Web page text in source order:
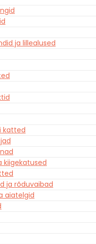
ja lillealused
katted
kiigekatused
ja rõduvaibad
aiatelgid